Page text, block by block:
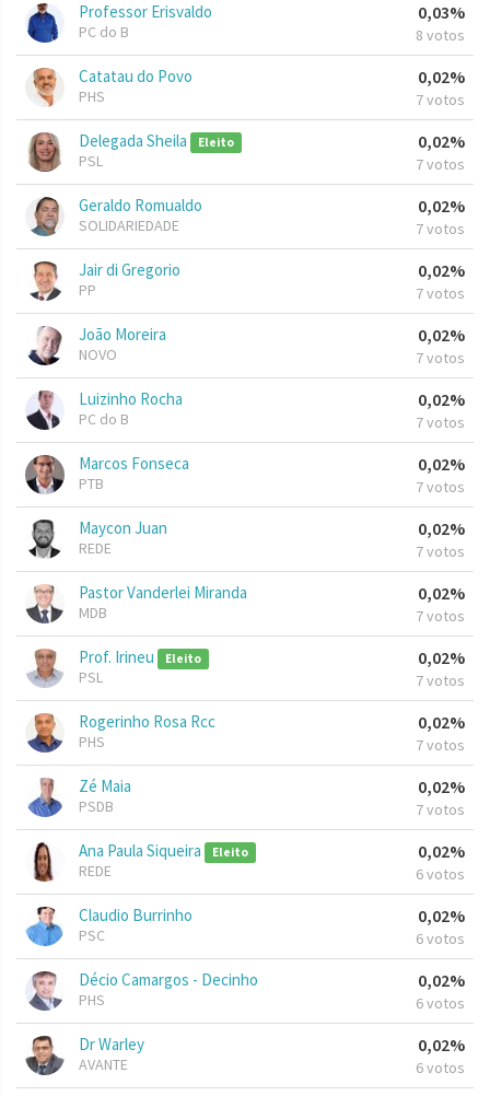
Professor Erisvaldo
PC do B
0,03%
8 votos
Catatau do Povo
PHS
0,02%
7 votos
Delegada Sheila Eleito
PSL
0,02%
7 votos
Geraldo Romualdo
SOLIDARIEDADE
0,02%
7 votos
Jair di Gregorio
PP
0,02%
7 votos
João Moreira
NOVO
0,02%
7 votos
Luizinho Rocha
PC do B
0,02%
7 votos
Marcos Fonseca
PTB
0,02%
7 votos
Maycon Juan
REDE
0,02%
7 votos
Pastor Vanderlei Miranda
MDB
0,02%
7 votos
Prof. Irineu Eleito
PSL
0,02%
7 votos
Rogerinho Rosa Rcc
PHS
0,02%
7 votos
Zé Maia
PSDB
0,02%
7 votos
Ana Paula Siqueira Eleito
REDE
0,02%
6 votos
Claudio Burrinho
PSC
0,02%
6 votos
Décio Camargos - Decinho
PHS
0,02%
6 votos
Dr Warley
AVANTE
0,02%
6 votos